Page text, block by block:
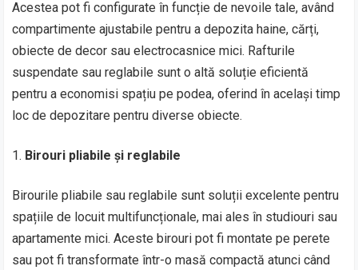
Acestea pot fi configurate în funcție de nevoile tale, având
compartimente ajustabile pentru a depozita haine, cărți,
obiecte de decor sau electrocasnice mici. Rafturile
suspendate sau reglabile sunt o altă soluție eficientă
pentru a economisi spațiu pe podea, oferind în același timp
loc de depozitare pentru diverse obiecte.
Birouri pliabile și reglabile
Birourile pliabile sau reglabile sunt soluții excelente pentru
spațiile de locuit multifuncționale, mai ales în studiouri sau
apartamente mici. Aceste birouri pot fi montate pe perete
sau pot fi transformate într-o masă compactă atunci când